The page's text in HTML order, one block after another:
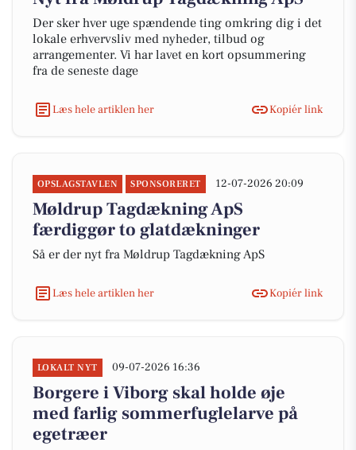
Der sker hver uge spændende ting omkring dig i det
lokale erhvervsliv med nyheder, tilbud og
arrangementer. Vi har lavet en kort opsummering
fra de seneste dage
Læs hele artiklen her Kopiér link
OPSLAGSTAVLEN SPONSORERET 12-07-2026 20:09
Møldrup Tagdækning ApS
færdiggør to glatdækninger
Så er der nyt fra Møldrup Tagdækning ApS
Læs hele artiklen her Kopiér link
LOKALT NYT 09-07-2026 16:36
Borgere i Viborg skal holde øje
med farlig sommerfuglelarve på
egetræer